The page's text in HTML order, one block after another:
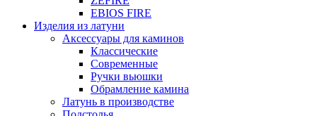
EBIOS FIRE
Изделия из латуни
Аксессуары для каминов
Классические
Современные
Ручки вьюшки
Обрамление камина
Латунь в производстве